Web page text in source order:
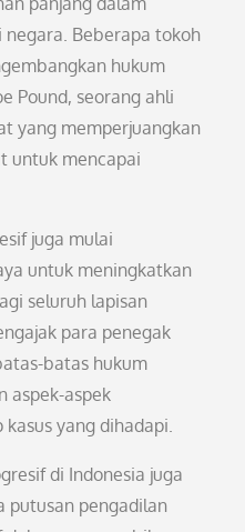
Beberapa tokoh
hukum
Pound, seorang ahli
yang memperjuangkan
untuk mencapai
juga mulai
untuk meningkatkan
seluruh lapisan
para penegak
batas hukum
aspek-aspek
yang dihadapi.
di Indonesia juga
putusan pengadilan